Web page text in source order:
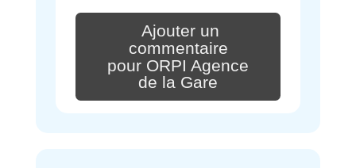
Ajouter un
commentaire
pour ORPI Agence
de la Gare